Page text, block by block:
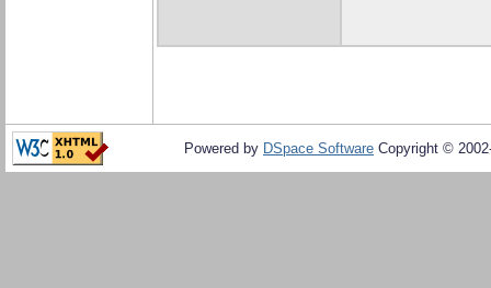
Powered by DSpace Software Copyright ©